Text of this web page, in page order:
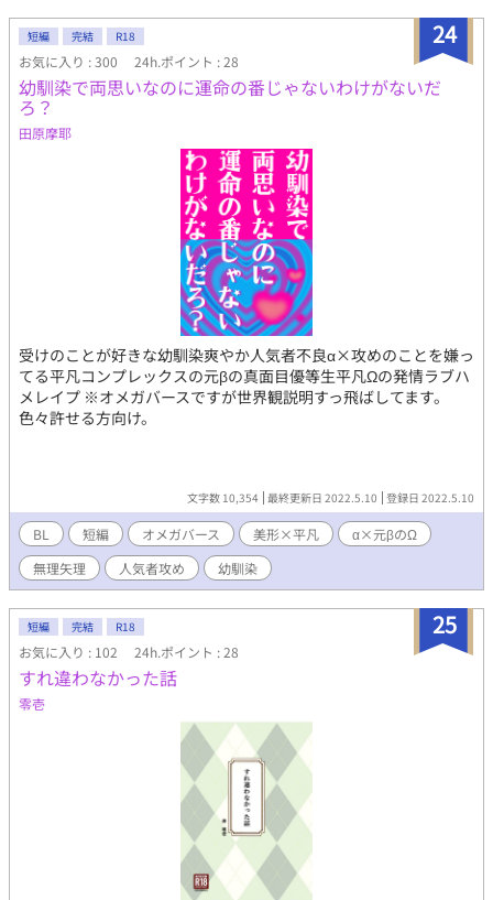
24
短編 完結 R18
お気に入り : 300 24h.ポイント : 28
幼馴染で両思いなのに運命の番じゃないわけがないだ
ろ？
田原摩耶
受けのことが好きな幼馴染爽やか人気者不良α×攻めのことを嫌っ
てる平凡コンプレックスの元βの真面目優等生平凡Ωの発情ラブハ
メレイプ ※オメガバースですが世界観説明すっ飛ばしてます。
色々許せる方向け。
文字数 10,354 最終更新日 2022.5.10 登録日 2022.5.10
BL 短編 オメガバース 美形×平凡
α×元βのΩ
無理矢理
人気者攻め 幼馴染
25
短編 完結 R18
お気に入り : 102 24h.ポイント : 28
すれ違わなかった話
零壱